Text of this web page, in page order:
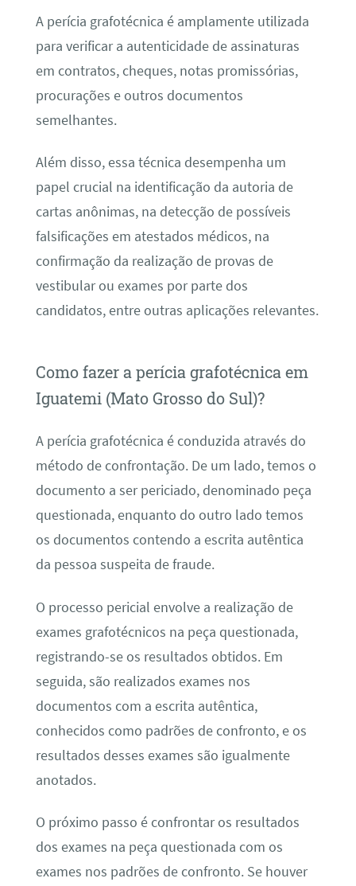
A perícia grafotécnica é amplamente utilizada
para verificar a autenticidade de assinaturas
em contratos, cheques, notas promissórias,
procurações e outros documentos
semelhantes.
Além disso, essa técnica desempenha um
papel crucial na identificação da autoria de
cartas anônimas, na detecção de possíveis
falsificações em atestados médicos, na
confirmação da realização de provas de
vestibular ou exames por parte dos
candidatos, entre outras aplicações relevantes.
Como fazer a perícia grafotécnica em
Iguatemi (Mato Grosso do Sul)?
A perícia grafotécnica é conduzida através do
método de confrontação. De um lado, temos o
documento a ser periciado, denominado peça
questionada, enquanto do outro lado temos
os documentos contendo a escrita autêntica
da pessoa suspeita de fraude.
O processo pericial envolve a realização de
exames grafotécnicos na peça questionada,
registrando-se os resultados obtidos. Em
seguida, são realizados exames nos
documentos com a escrita autêntica,
conhecidos como padrões de confronto, e os
resultados desses exames são igualmente
anotados.
O próximo passo é confrontar os resultados
dos exames na peça questionada com os
exames nos padrões de confronto. Se houver